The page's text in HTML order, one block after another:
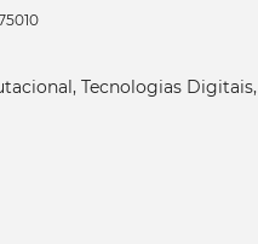
Tecnologias Digitais,